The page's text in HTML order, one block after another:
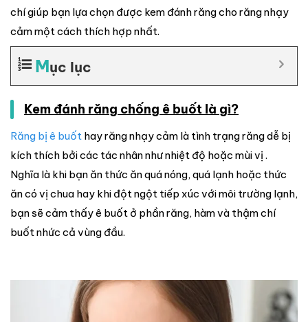
chí giúp bạn lựa chọn được kem đánh răng cho răng nhạy
cảm một cách thích hợp nhất.
Mục lục
Kem đánh răng chống ê buốt là gì?
Răng bị ê buốt hay răng nhạy cảm là tình trạng răng dễ bị
kích thích bởi các tác nhân như nhiệt độ hoặc mùi vị .
Nghĩa là khi bạn ăn thức ăn quá nóng, quá lạnh hoặc thức
ăn có vị chua hay khi đột ngột tiếp xúc với môi trường lạnh,
bạn sẽ cảm thấy ê buốt ở phần răng, hàm và thậm chí
buốt nhức cả vùng đầu.